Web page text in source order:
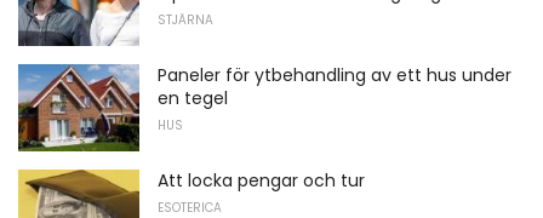
STJÄRNA
Paneler för ytbehandling av ett hus under
en tegel
HUS
Att locka pengar och tur
ESOTERICA